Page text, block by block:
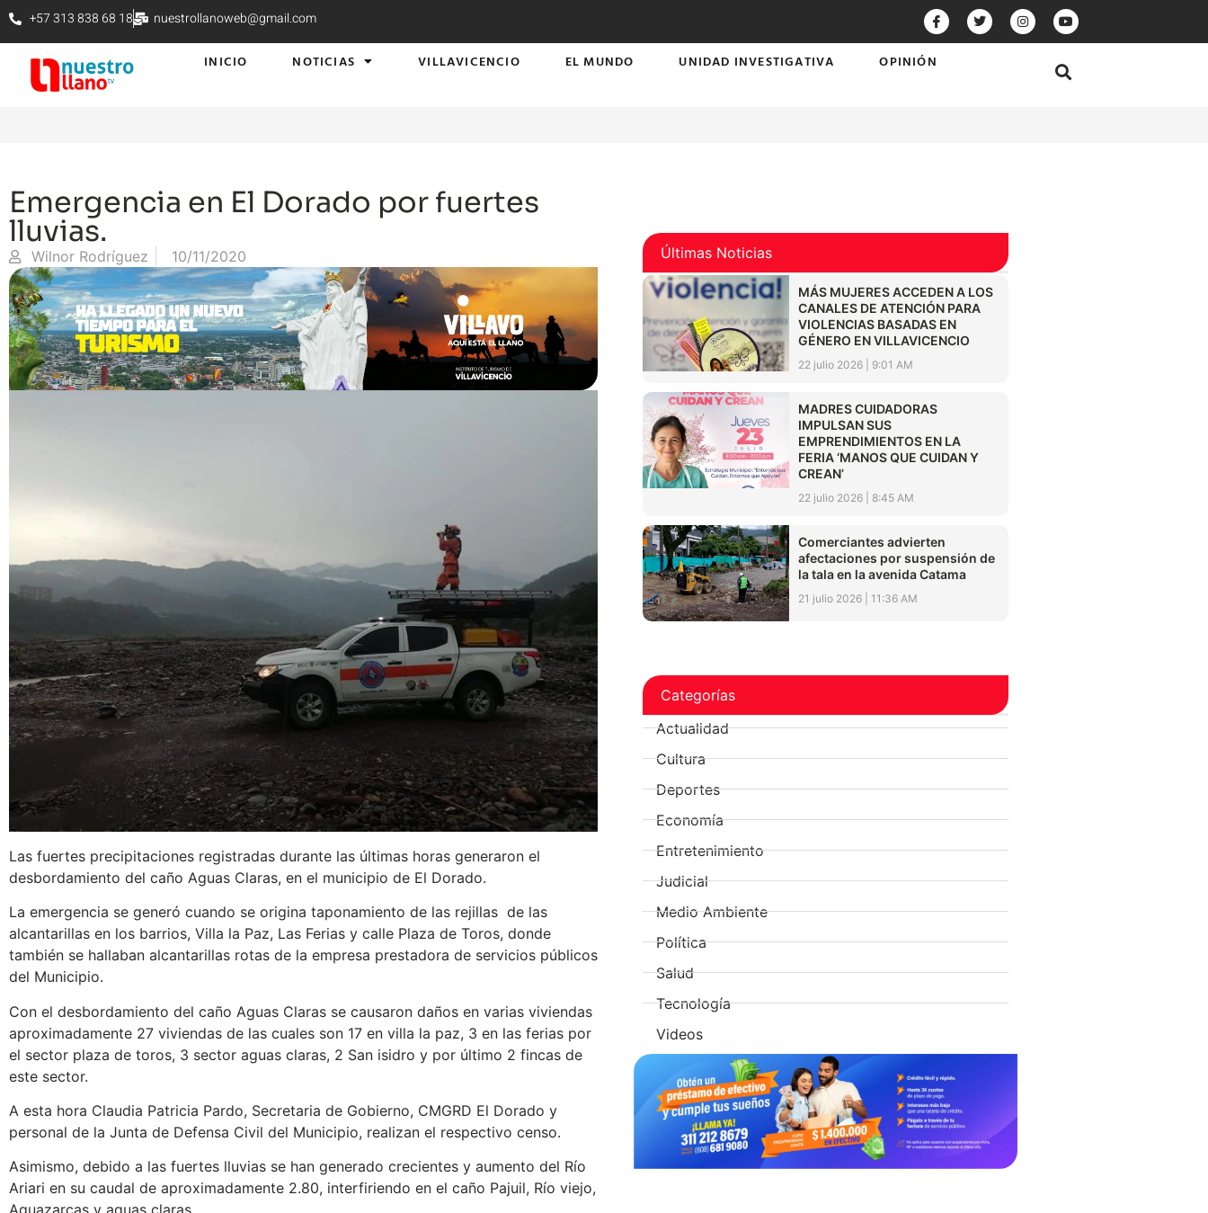
+57 313 838 68 18 nuestrollanoweb@gmail.com
INICIO NOTICIAS VILLAVICENCIO EL MUNDO UNIDAD INVESTIGATIVA OPINIÓN
Emergencia en El Dorado por fuertes
lluvias.
Wilnor Rodríguez 10/11/2020
Las fuertes precipitaciones registradas durante las últimas horas generaron el
desbordamiento del caño Aguas Claras, en el municipio de El Dorado.
La emergencia se generó cuando se origina taponamiento de las rejillas de las
alcantarillas en los barrios, Villa la Paz, Las Ferias y calle Plaza de Toros, donde
también se hallaban alcantarillas rotas de la empresa prestadora de servicios públicos
del Municipio.
Con el desbordamiento del caño Aguas Claras se causaron daños en varias viviendas
aproximadamente 27 viviendas de las cuales son 17 en villa la paz, 3 en las ferias por
el sector plaza de toros, 3 sector aguas claras, 2 San isidro y por último 2 fincas de
este sector.
A esta hora Claudia Patricia Pardo, Secretaria de Gobierno, CMGRD El Dorado y
personal de la Junta de Defensa Civil del Municipio, realizan el respectivo censo.
Asimismo, debido a las fuertes lluvias se han generado crecientes y aumento del Río
Ariari en su caudal de aproximadamente 2.80, interfiriendo en el caño Pajuil, Río viejo,
Últimas Noticias
MÁS MUJERES ACCEDEN A LOS
CANALES DE ATENCIÓN PARA
VIOLENCIAS BASADAS EN
GÉNERO EN VILLAVICENCIO
22 julio 2026 9:01 AM
MADRES CUIDADORAS
IMPULSAN SUS
EMPRENDIMIENTOS EN LA
FERIA ‘MANOS QUE CUIDAN Y
CREAN’
22 julio 2026 8:45 AM
Comerciantes advierten
afectaciones por suspensión de
la tala en la avenida Catama
21 julio 2026 11:36 AM
Categorías
Actualidad
Cultura
Deportes
Economía
Entretenimiento
Judicial
Medio Ambiente
Política
Salud
Tecnología
Videos